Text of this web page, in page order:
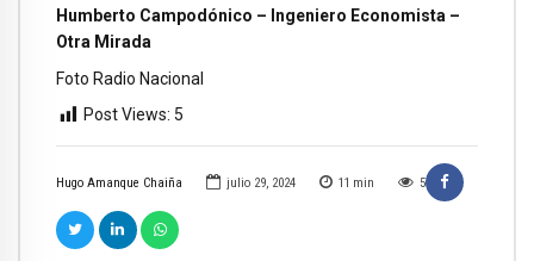
Hugo Amanque Chaiña julio 29, 2024 11 min 5
Humberto Campodónico – Ingeniero Economista –
Otra Mirada
Foto Radio Nacional
Post Views: 5